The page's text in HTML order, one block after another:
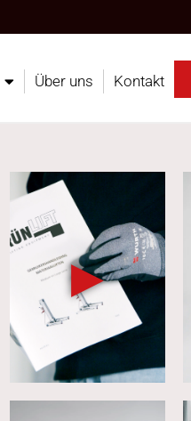
Über uns Kontakt